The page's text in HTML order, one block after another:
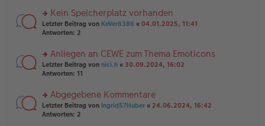
tr
a
g
e
n
er
tr
a
g
n
g
el
e
n
er
tr
a
g
rs
te
n
g
el
e
n
er
Kein Speicherplatz vorhanden
Letzter Beitrag von KeVer8386 « 04.01.2025, 11:41
Antworten: 2
rs
te
n
g
el
Anliegen an CEWE zum Thema Emoticons
Letzter Beitrag von nici.h « 30.09.2024, 16:02
Antworten: 11
rs
te
Abgegebene Kommentare
Letzter Beitrag von Ingrid57Huber « 24.06.2024, 16:42
Antworten: 2